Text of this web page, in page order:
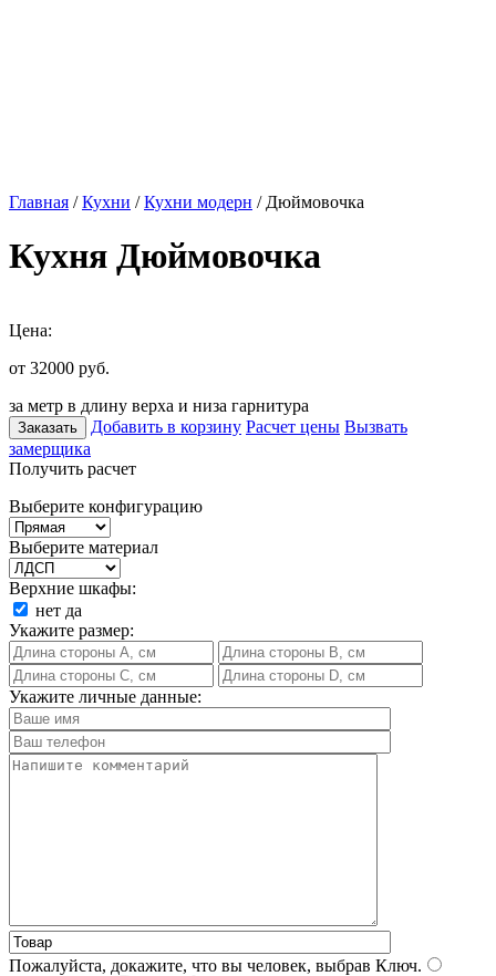
Главная /Кухни /Кухни модерн / Дюймовочка
Кухня Дюймовочка
Цена:
от 32000 руб.
за метр в длину верха и низа гарнитура
Заказать Добавить в корзину Расчет цены Вызвать
замерщика
Получить расчет
Выберите конфигурацию
Выберите материал
Верхние шкафы:
нет да
Укажите размер:
Укажите личные данные:
Пожалуйста, докажите, что вы человек, выбрав Ключ.